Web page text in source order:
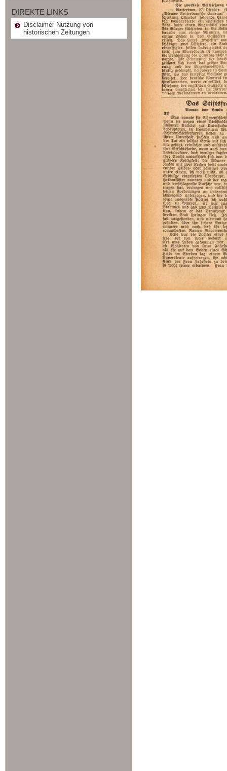
DIREKTE LINKS
Disclaimer Nutzung von
historischen Zeitungen